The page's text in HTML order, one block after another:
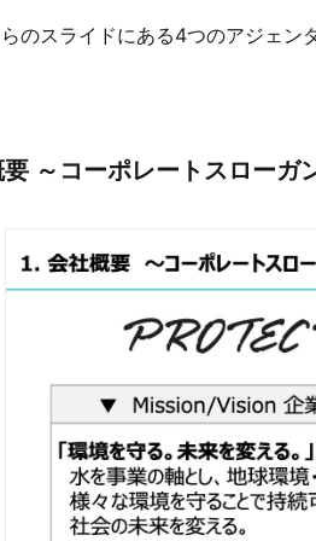
のスライドにある4つのアジェン
要 ～コーポレートスローガ